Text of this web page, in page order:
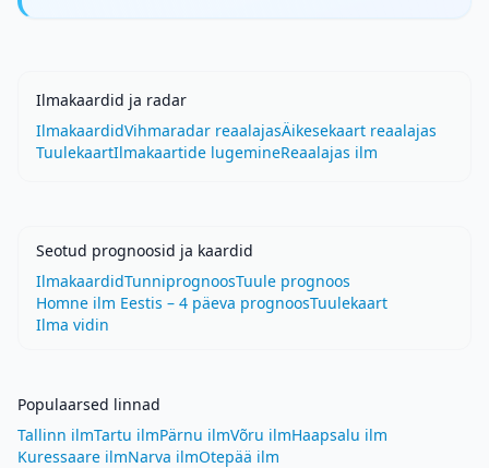
Ilmakaardid ja radar
IlmakaardidVihmaradar reaalajasÄikesekaart reaalajas
TuulekaartIlmakaartide lugemineReaalajas ilm
Seotud prognoosid ja kaardid
IlmakaardidTunniprognoosTuule prognoos
Homne ilm Eestis – 4 päeva prognoosTuulekaart
Ilma vidin
Populaarsed linnad
Tallinn ilmTartu ilmPärnu ilmVõru ilmHaapsalu ilm
Kuressaare ilmNarva ilmOtepää ilm